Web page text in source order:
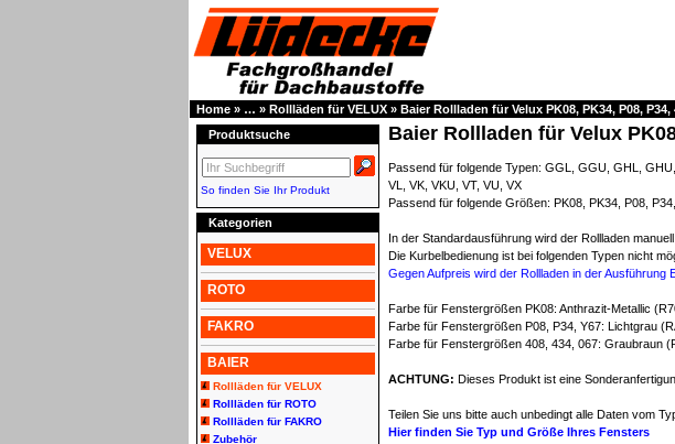
Home » … » Rollläden für VELUX » Baier Rollladen für Velux PK08, PK34, P08, P34,
Produktsuche
So finden Sie Ihr Produkt
Kategorien
VELUX
ROTO
FAKRO
BAIER
Rollläden für VELUX
Rollläden für ROTO
Rollläden für FAKRO
Zubehör
Baier Rollladen für Velux
Passend für folgende Typen: GGL, GGU, GHL,
VL, VK, VKU, VT, VU, VX
Passend für folgende Größen: PK08, PK34, P08,
In der Standardausführung wird der Rollladen
Die Kurbelbedienung ist bei folgenden Typen nicht
Gegen Aufpreis wird der Rollladen in der Ausführung
Farbe für Fenstergrößen PK08: Anthrazit-Metallic
Farbe für Fenstergrößen P08, P34, Y67: Lichtgrau
Farbe für Fenstergrößen 408, 434, 067: Graubraun
ACHTUNG: Dieses Produkt ist eine
Teilen Sie uns bitte auch unbedingt alle Daten vom
Hier finden Sie Typ und Größe Ihres Fensters